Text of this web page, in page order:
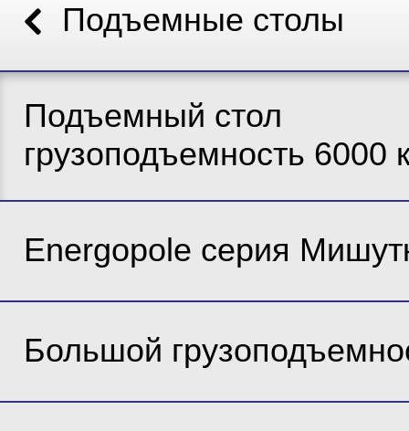
Подъемные столы
Подъемный стол
грузоподъемность 6000
Energopole серия
Большой